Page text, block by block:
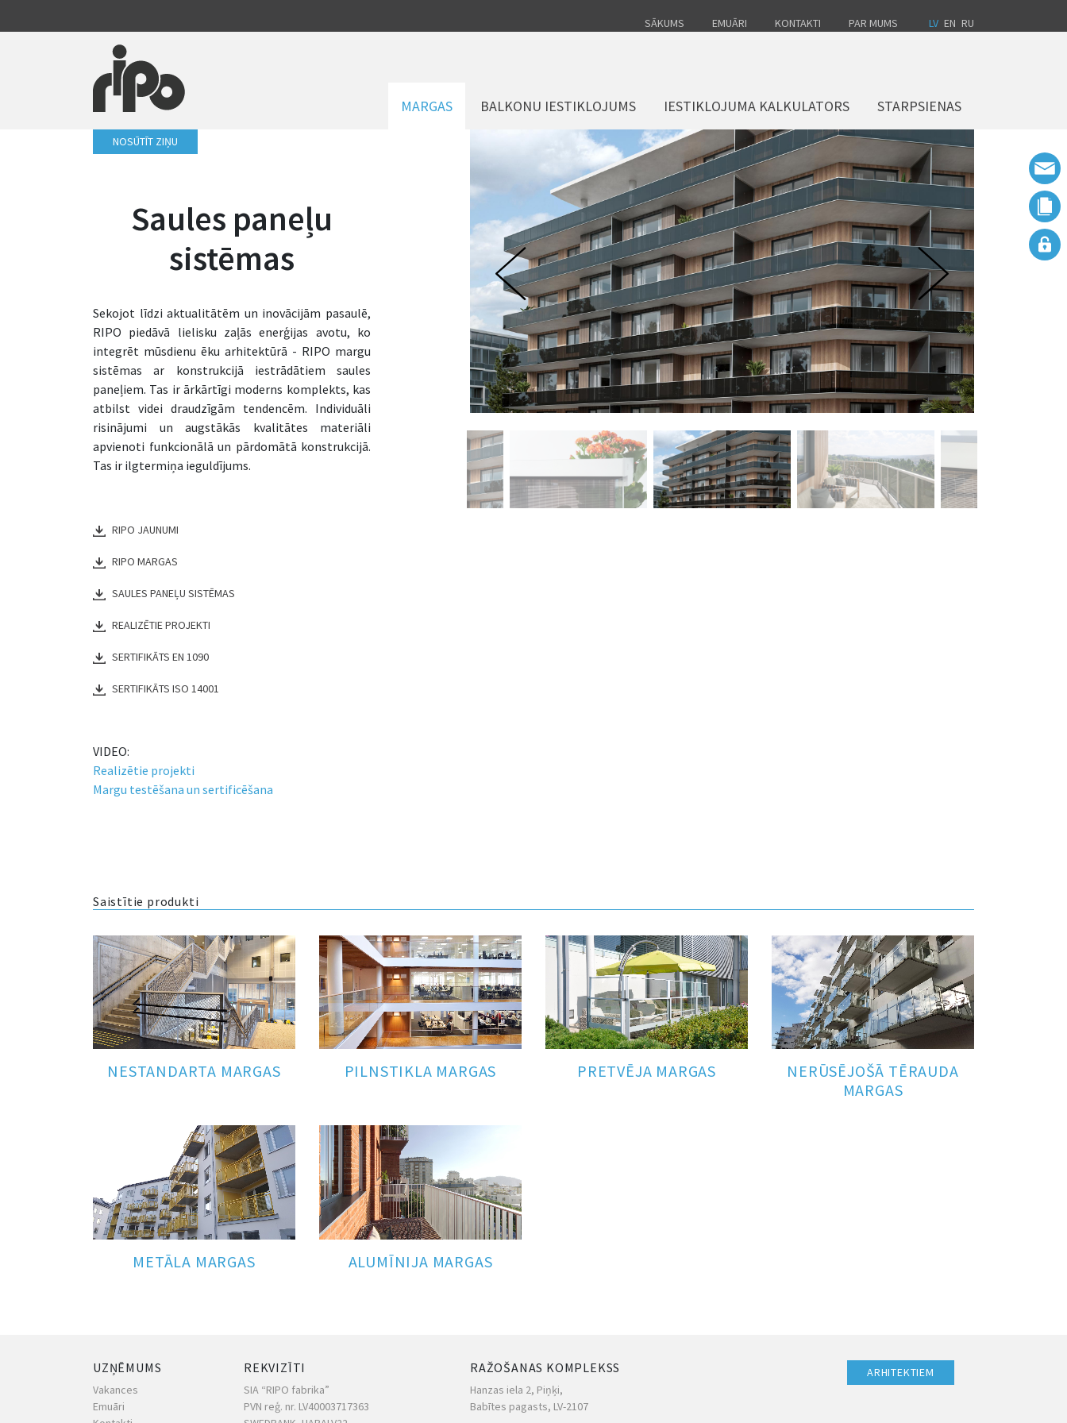
SĀKUMS EMUĀRI KONTAKTI PAR MUMS LV EN RU
MARGAS BALKONU IESTIKLOJUMS IESTIKLOJUMA KALKULATORS STARPSIENAS
NOSŪTĪT ZIŅU
Saules paneļu
sistēmas
Sekojot līdzi aktualitātēm un inovācijām pasaulē,
RIPO piedāvā lielisku zaļās enerģijas avotu, ko
integrēt mūsdienu ēku arhitektūrā - RIPO margu
sistēmas ar konstrukcijā iestrādātiem saules
paneļiem. Tas ir ārkārtīgi moderns komplekts, kas
atbilst videi draudzīgām tendencēm. Individuāli
risinājumi un augstākās kvalitātes materiāli
apvienoti funkcionālā un pārdomātā konstrukcijā.
Tas ir ilgtermiņa ieguldījums.
RIPO JAUNUMI
RIPO MARGAS
SAULES PANEĻU SISTĒMAS
REALIZĒTIE PROJEKTI
SERTIFIKĀTS EN 1090
SERTIFIKĀTS ISO 14001
VIDEO:
Realizētie projekti
Margu testēšana un sertificēšana
Saistītie produkti
NESTANDARTA MARGAS PILNSTIKLA MARGAS PRETVĒJA MARGAS
NERŪSĒJOŠĀ TĒRAUDA
MARGAS
METĀLA MARGAS ALUMĪNIJA MARGAS
UZŅĒMUMS
Vakances
Emuāri
REKVIZĪTI
SIA “RIPO fabrika”
PVN reģ. nr. LV40003717363
RAŽOŠANAS KOMPLEKSS
Hanzas iela 2, Piņķi,
Babītes pagasts, LV-2107
ARHITEKTIEM